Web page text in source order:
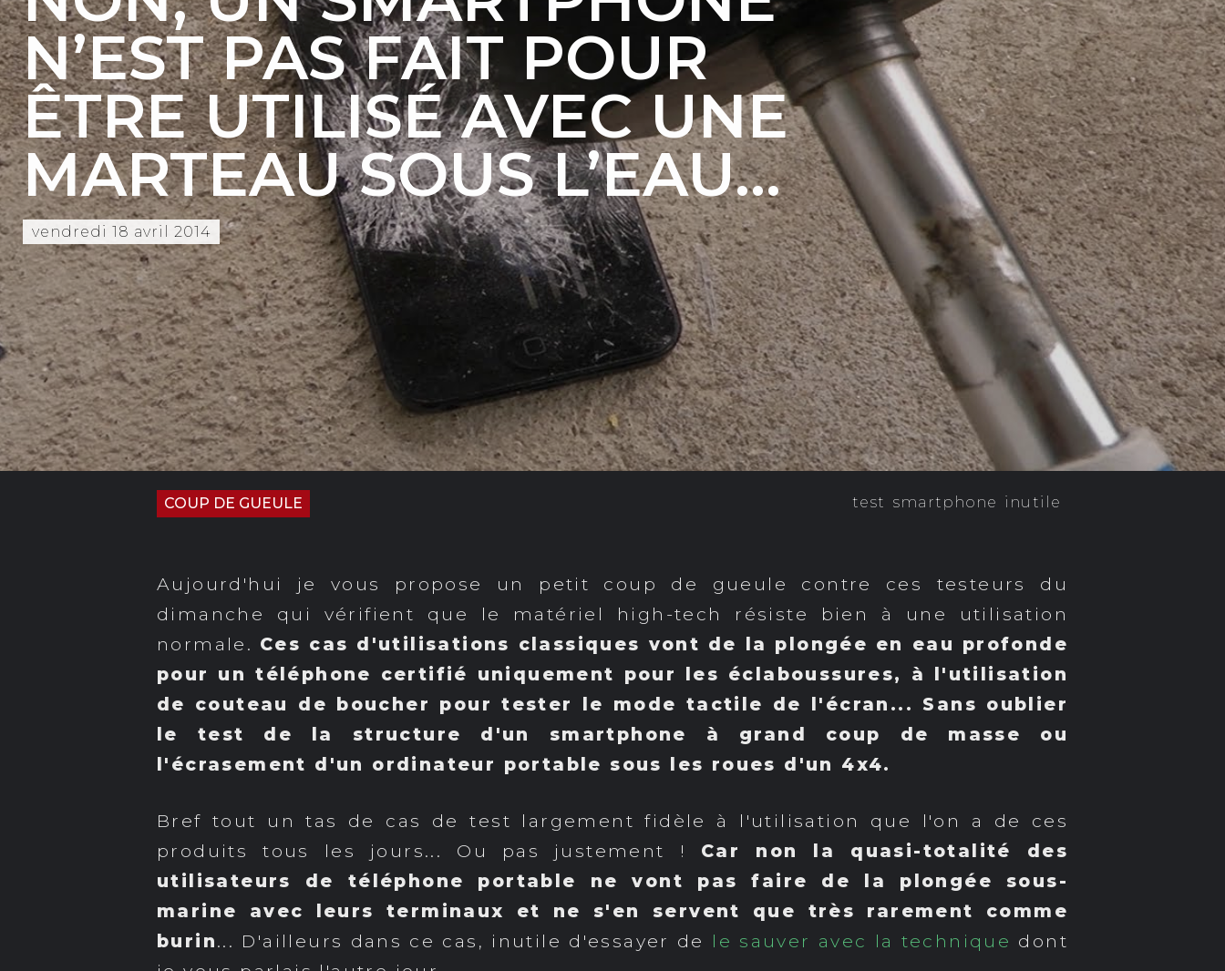
N’EST PAS FAIT POUR
ÊTRE UTILISÉ AVEC UNE
MARTEAU SOUS L’EAU…
vendredi 18 avril 2014
COUP DE GUEULE inutile
smartphone
test
Aujourd'hui je vous propose un petit coup de gueule contre ces testeurs du
dimanche qui vérifient que le matériel high-tech résiste bien à une utilisation
normale. Ces cas d'utilisations classiques vont de la plongée en eau profonde
pour un téléphone certifié uniquement pour les éclaboussures, à l'utilisation
de couteau de boucher pour tester le mode tactile de l'écran... Sans oublier
le test de la structure d'un smartphone à grand coup de masse ou
l'écrasement d'un ordinateur portable sous les roues d'un 4x4.
Bref tout un tas de cas de test largement fidèle à l'utilisation que l'on a de ces
produits tous les jours... Ou pas justement ! Car non la quasi-totalité des
utilisateurs de téléphone portable ne vont pas faire de la plongée sous-
marine avec leurs terminaux et ne s'en servent que très rarement comme
burin... D'ailleurs dans ce cas, inutile d'essayer de le sauver avec la technique dont